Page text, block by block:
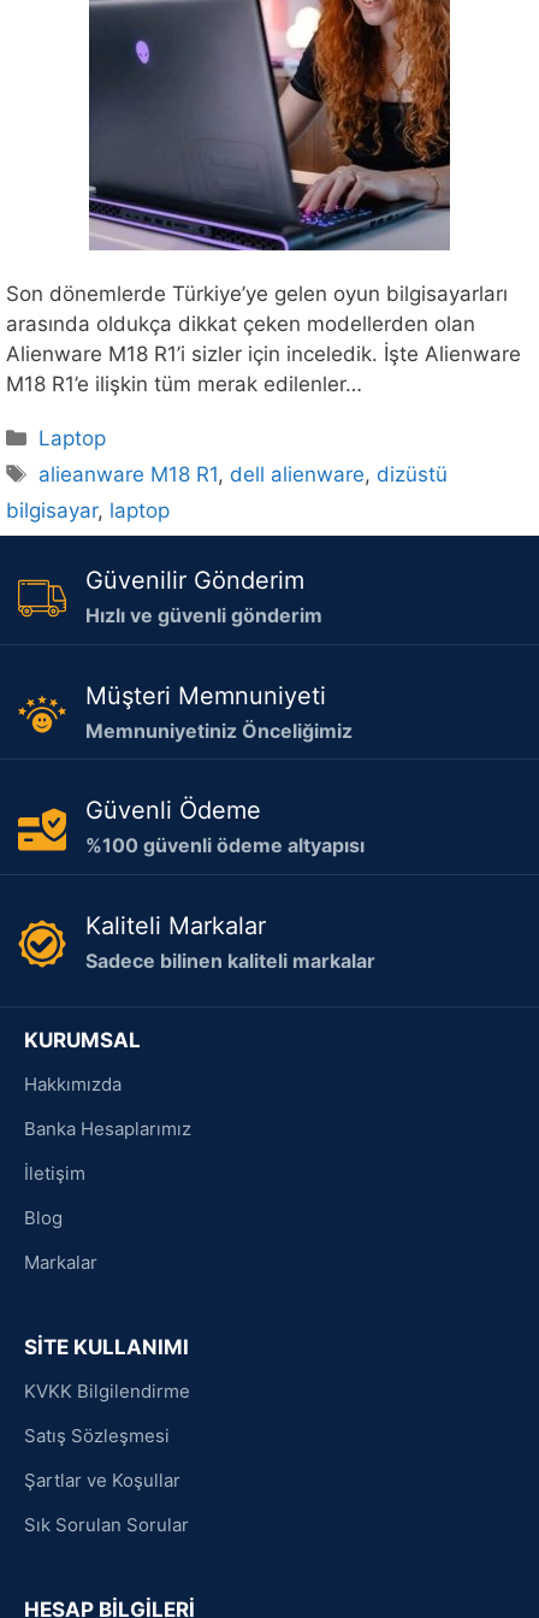
Son dönemlerde Türkiye’ye gelen oyun bilgisayarları
arasında oldukça dikkat çeken modellerden olan
Alienware M18 R1’i sizler için inceledik. İşte Alienware
M18 R1’e ilişkin tüm merak edilenler…
Kategoriler
Laptop
Etiketler
alieanware M18 R1, dell alienware, dizüstü
bilgisayar, laptop
Güvenilir Gönderim
Hızlı ve güvenli gönderim
Müşteri Memnuniyeti
Memnuniyetiniz Önceliğimiz
Güvenli Ödeme
%100 güvenli ödeme altyapısı
Kaliteli Markalar
Sadece bilinen kaliteli markalar
KURUMSAL
Hakkımızda
Banka Hesaplarımız
İletişim
Blog
Markalar
SİTE KULLANIMI
KVKK Bilgilendirme
Satış Sözleşmesi
Şartlar ve Koşullar
Sık Sorulan Sorular
HESAP BİLGİLERİ